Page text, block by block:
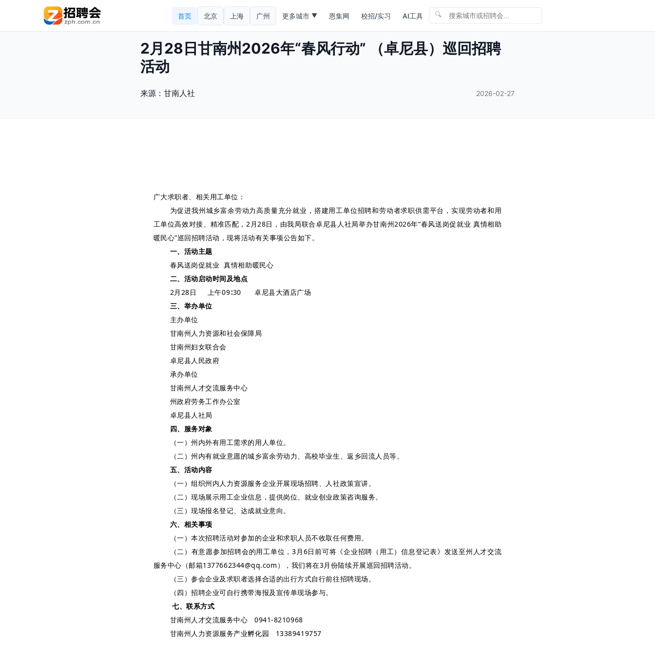
首页 北京 上海 广州 更多城市 ▼ 恩集网 校招/实习 AI工具 🔍
2月28日甘南州2026年“春风行动” （卓尼县）巡回招聘
活动
来源： 甘南人社 2026-02-27
广大求职者、相关用工单位：
为促进我州城乡富余劳动力高质量充分就业，搭建用工单位招聘和劳动者求职供需平台，实现劳动者和用
工单位高效对接、精准匹配，2月28日，由我局联合卓尼县人社局举办甘南州2026年“春风送岗促就业 真情相助
暖民心”巡回招聘活动，现将活动有关事项公告如下。
一、活动主题
春风送岗促就业 真情相助暖民心
二、活动启动时间及地点
2月28日 上午09∶30 卓尼县大酒店广场
三、举办单位
主办单位
甘南州人力资源和社会保障局
甘南州妇女联合会
卓尼县人民政府
承办单位
甘南州人才交流服务中心
州政府劳务工作办公室
卓尼县人社局
四、服务对象
（一）州内外有用工需求的用人单位。
（二）州内有就业意愿的城乡富余劳动力、高校毕业生、返乡回流人员等。
五、活动内容
（一）组织州内人力资源服务企业开展现场招聘、人社政策宣讲。
（二）现场展示用工企业信息，提供岗位、就业创业政策咨询服务。
（三）现场报名登记、达成就业意向。
六、相关事项
（一）本次招聘活动对参加的企业和求职人员不收取任何费用。
（二）有意愿参加招聘会的用工单位，3月6日前可将《企业招聘（用工）信息登记表》发送至州人才交流
服务中心（邮箱1377662344@qq.com），我们将在3月份陆续开展巡回招聘活动。
（三）参会企业及求职者选择合适的出行方式自行前往招聘现场。
（四）招聘企业可自行携带海报及宣传单现场参与。
七、联系方式
甘南州人才交流服务中心 0941-8210968
甘南州人力资源服务产业孵化园 13389419757